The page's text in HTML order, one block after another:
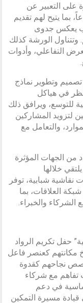
على التعبير عن
بما يتيح لهم تقديم
يعكس جدوى
الورشة كذلك
التفاعلي، وأدوات
وتطوير نماذج
في هياكل
للتوسع، ويرافق ذلك
لتزويد المشاركين
والتعامل مع
من الجهات المؤثرة
خلالها
شبابية، توفر
العلاقات، بما
الشركاء والخبراء.
حفل تكريم الرواد
مكانتهم كعنصر فاعل
قصص نجاحهم كقدوة
تفاهم مع شركاء
في دعم
مسيرة التمكين